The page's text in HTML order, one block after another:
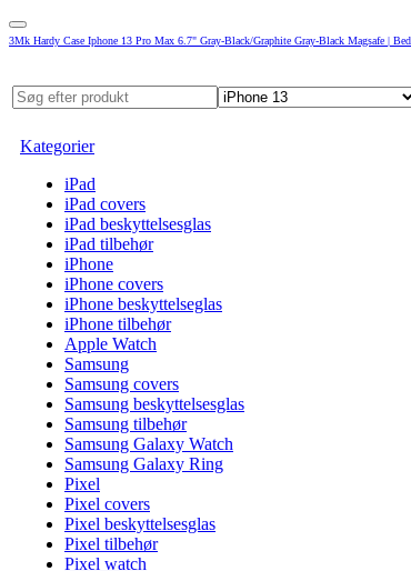
3Mk Hardy Case Iphone 13 Pro Max 6.7" Gray-Black/Graphite Gray-Black Magsafe |
Kategorier
iPad
iPad covers
iPad beskyttelsesglas
iPad tilbehør
iPhone
iPhone covers
iPhone beskyttelseglas
iPhone tilbehør
Apple Watch
Samsung
Samsung covers
Samsung beskyttelsesglas
Samsung tilbehør
Samsung Galaxy Watch
Samsung Galaxy Ring
Pixel
Pixel covers
Pixel beskyttelsesglas
Pixel tilbehør
Pixel watch